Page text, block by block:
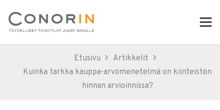
Etusivu
Artikkelit
Kuinka tarkka kauppa-arvomenetelmä on kiinteistön
hinnan arvioinnissa?